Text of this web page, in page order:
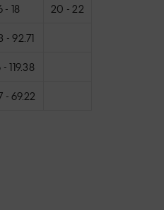
- 18 20 - 22
- 92.71
- 119.38
- 69.22